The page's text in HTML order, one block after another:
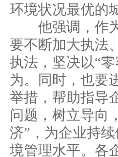
环境状况最优的
他强调，作为
要不断加大执法
执法，坚决以“
为。同时，也要
举措，帮助指导
问题，树立导向
济”，为企业持
境管理水平。各